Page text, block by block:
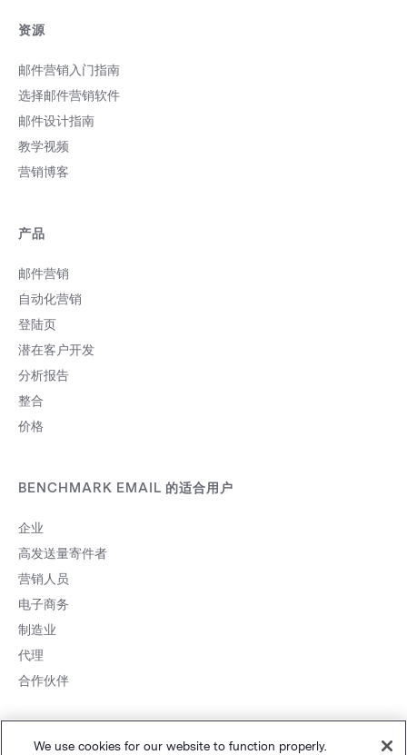
资源
邮件营销入门指南
选择邮件营销软件
邮件设计指南
教学视频
营销博客
产品
邮件营销
自动化营销
登陆页
潜在客户开发
分析报告
整合
价格
BENCHMARK EMAIL 的适合用户
企业
高发送量寄件者
营销人员
电子商务
制造业
代理
合作伙伴
We use cookies for our website to function properly.